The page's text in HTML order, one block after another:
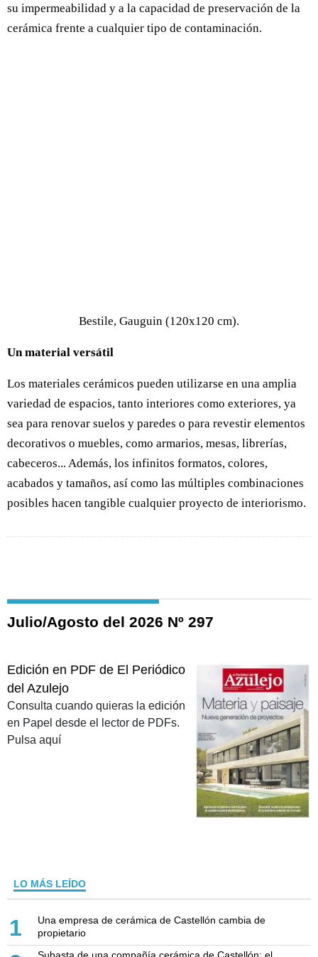
su impermeabilidad y a la capacidad de preservación de la
cerámica frente a cualquier tipo de contaminación.
Bestile, Gauguin (120x120 cm).
Un material versátil
Los materiales cerámicos pueden utilizarse en una amplia
variedad de espacios, tanto interiores como exteriores, ya
sea para renovar suelos y paredes o para revestir elementos
decorativos o muebles, como armarios, mesas, librerías,
cabeceros... Además, los infinitos formatos, colores,
acabados y tamaños, así como las múltiples combinaciones
posibles hacen tangible cualquier proyecto de interiorismo.
Julio/Agosto del 2026 Nº 297
Edición en PDF de El Periódico
del Azulejo
Consulta cuando quieras la edición
en Papel desde el lector de PDFs.
Pulsa aquí
LO MÁS LEÍDO
1
Una empresa de cerámica de Castellón cambia de
propietario